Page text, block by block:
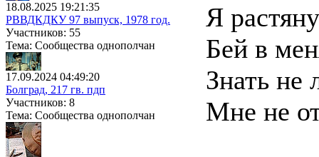
18.08.2025 19:21:35
РВВДКДКУ 97 выпуск, 1978 год.
Участников: 55
Тема: Сообщества однополчан
17.09.2024 04:49:20
Болград, 217 гв. пдп
Участников: 8
Тема: Сообщества однополчан
Я
Бей в
Знать не
Мне не